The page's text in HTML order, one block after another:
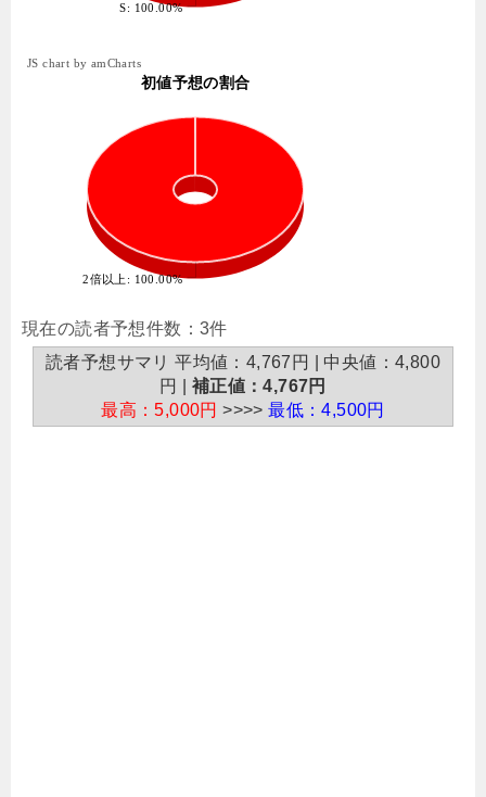
S: 100.00%
2倍以上: 100.00%
初値予想の割合
JS chart by amCharts
現在の読者予想件数：3件
読者予想サマリ 平均値：4,767円 | 中央値：4,800
円 | 補正値：4,767円
最高：5,000円 >>>>最低：4,500円